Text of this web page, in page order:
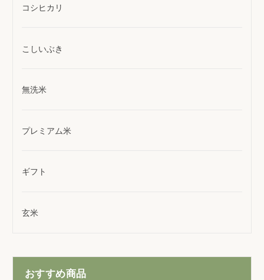
コシヒカリ
こしいぶき
無洗米
プレミアム米
ギフト
玄米
おすすめ商品